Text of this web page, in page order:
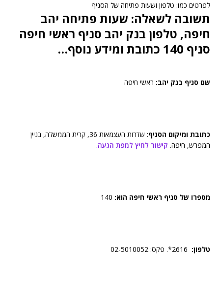
לפרטים כמו: טלפון ושעות פתיחה של הסניף
תשובה לשאלה: שעות פתיחה יהב
חיפה, טלפון בנק יהב סניף ראשי חיפה
סניף 140 כתובת ומידע נוסף…
שם סניף בנק יהב: ראשי חיפה
כתובת ומיקום הסניף
: שדרות העצמאות 36, קרית הממשלה, בניין
המפרש, חיפה. קישור לחיץ למפת הגעה.
מספרו של סניף ראשי חיפה הוא:
טלפון: